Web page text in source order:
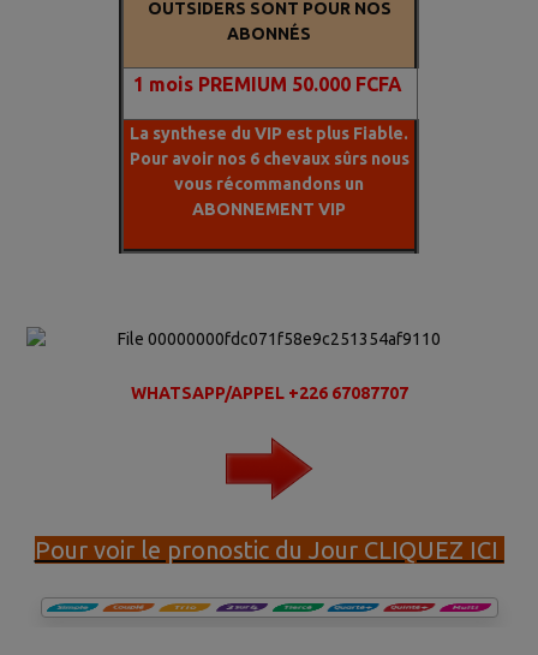
OUTSIDERS SONT POUR NOS
ABONNÉS
1 mois PREMIUM 50.000 FCFA
La synthese du VIP est plus Fiable.
Pour avoir nos 6 chevaux sûrs nous
vous récommandons un
ABONNEMENT VIP
WHATSAPP/APPEL +226 67087707
Pour voir le pronostic du Jour CLIQUEZ ICI